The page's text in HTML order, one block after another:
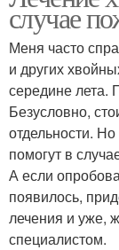
случае
Меня часто
и других
середине лета.
Безусловно,
отдельности.
помогут в
А если
появилось,
лечения и уже,
специалистом.